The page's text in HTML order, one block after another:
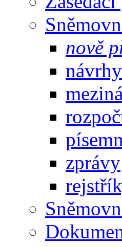
nově
zprávy